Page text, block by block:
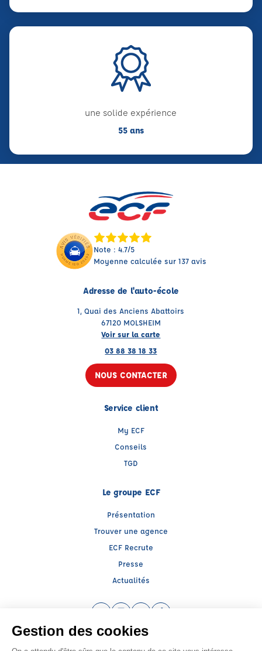
une solide expérience
55 ans
Note : 4.7/5
Moyenne calculée sur 137 avis
Adresse de l'auto-école
1, Quai des Anciens Abattoirs
67120 MOLSHEIM
Voir sur la carte
03 88 38 18 33
NOUS CONTACTER
Service client
My ECF
Conseils
TGD
Le groupe ECF
Présentation
Trouver une agence
ECF Recrute
Presse
Actualités
Facebook (nouvelle fenêtre)
Instagram (nouvelle fenêtre)